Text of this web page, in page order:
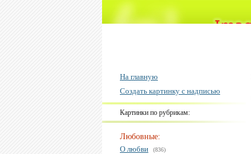
На главную
Создать картинку с надписью
Картинки по рубрикам:
Любовные:
О любви
(836)